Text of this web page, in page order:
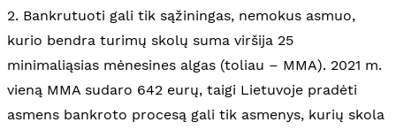
2. Bankrutuoti gali tik sąžiningas, nemokus asmuo,
kurio bendra turimų skolų suma viršija 25
minimaliąsias mėnesines algas (toliau – MMA). 2021 m.
vieną MMA sudaro 642 eurų, taigi Lietuvoje pradėti
asmens bankroto procesą gali tik asmenys, kurių skola